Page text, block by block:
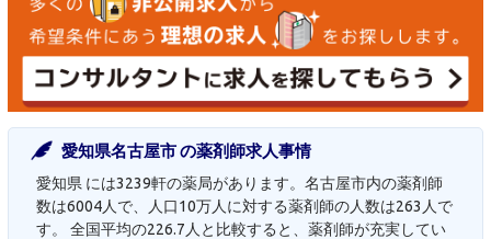
愛知県名古屋市 の薬剤師求人事情
愛知県 には3239軒の薬局があります。名古屋市内の薬剤師
数は6004人で、人口10万人に対する薬剤師の人数は263人で
す。 全国平均の226.7人と比較すると、薬剤師が充実してい